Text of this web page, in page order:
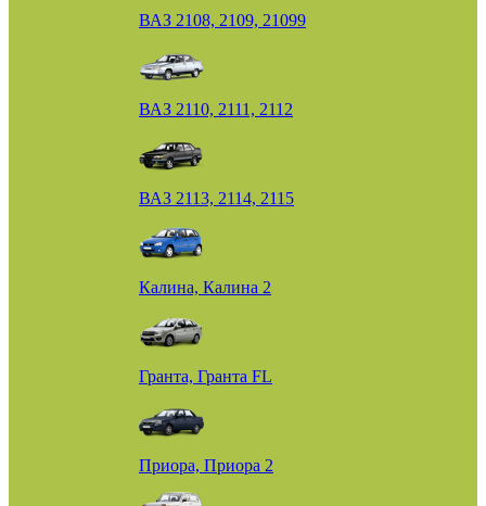
ВАЗ 2108, 2109, 21099
ВАЗ 2110, 2111, 2112
ВАЗ 2113, 2114, 2115
Калина, Калина 2
Гранта, Гранта FL
Приора, Приора 2